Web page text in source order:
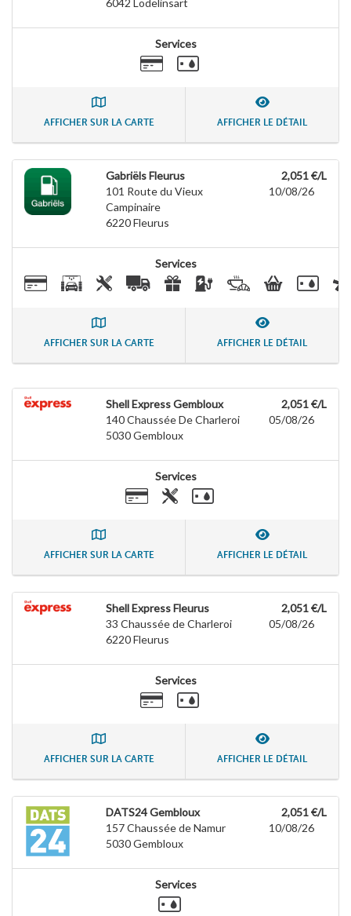
Services
AFFICHER SUR LA CARTE AFFICHER LE DÉTAIL
Gabriëls Fleurus
101 Route du Vieux
Campinaire
6220Fleurus
2,051 €/L
10/08/26
Services
AFFICHER SUR LA CARTE AFFICHER LE DÉTAIL
Shell Express Gembloux
140 Chaussée De Charleroi
5030Gembloux
2,051 €/L
05/08/26
Services
AFFICHER SUR LA CARTE AFFICHER LE DÉTAIL
Shell Express Fleurus
33 Chaussée de Charleroi
6220Fleurus
2,051 €/L
05/08/26
Services
AFFICHER SUR LA CARTE AFFICHER LE DÉTAIL
DATS24 Gembloux
157 Chaussée de Namur
5030Gembloux
2,051 €/L
10/08/26
Services